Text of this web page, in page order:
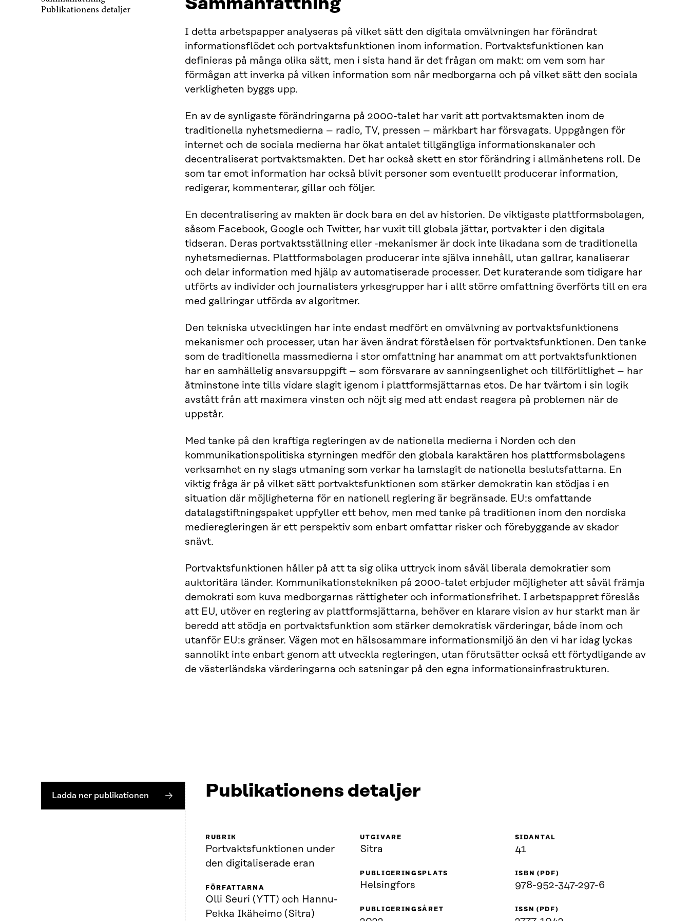
Publikationens detaljer
I detta arbetspapper analyseras på vilket sätt den digitala omvälvningen har förändrat
informationsflödet och portvaktsfunktionen inom information. Portvaktsfunktionen kan
definieras på många olika sätt, men i sista hand är det frågan om makt: om vem som har
förmågan att inverka på vilken information som når medborgarna och på vilket sätt den sociala
verkligheten byggs upp.
En av de synligaste förändringarna på 2000-talet har varit att portvaktsmakten inom de
traditionella nyhetsmedierna – radio, TV, pressen – märkbart har försvagats. Uppgången för
internet och de sociala medierna har ökat antalet tillgängliga informationskanaler och
decentraliserat portvaktsmakten. Det har också skett en stor förändring i allmänhetens roll. De
som tar emot information har också blivit personer som eventuellt producerar information,
redigerar, kommenterar, gillar och följer.
En decentralisering av makten är dock bara en del av historien. De viktigaste plattformsbolagen,
såsom Facebook, Google och Twitter, har vuxit till globala jättar, portvakter i den digitala
tidseran. Deras portvaktsställning eller -mekanismer är dock inte likadana som de traditionella
nyhetsmediernas. Plattformsbolagen producerar inte själva innehåll, utan gallrar, kanaliserar
och delar information med hjälp av automatiserade processer. Det kuraterande som tidigare har
utförts av individer och journalisters yrkesgrupper har i allt större omfattning överförts till en era
med gallringar utförda av algoritmer.
Den tekniska utvecklingen har inte endast medfört en omvälvning av portvaktsfunktionens
mekanismer och processer, utan har även ändrat förståelsen för portvaktsfunktionen. Den tanke
som de traditionella massmedierna i stor omfattning har anammat om att portvaktsfunktionen
har en samhällelig ansvarsuppgift – som försvarare av sanningsenlighet och tillförlitlighet – har
åtminstone inte tills vidare slagit igenom i plattformsjättarnas etos. De har tvärtom i sin logik
avstått från att maximera vinsten och nöjt sig med att endast reagera på problemen när de
uppstår.
Med tanke på den kraftiga regleringen av de nationella medierna i Norden och den
kommunikationspolitiska styrningen medför den globala karaktären hos plattformsbolagens
verksamhet en ny slags utmaning som verkar ha lamslagit de nationella beslutsfattarna. En
viktig fråga är på vilket sätt portvaktsfunktionen som stärker demokratin kan stödjas i en
situation där möjligheterna för en nationell reglering är begränsade. EU:s omfattande
datalagstiftningspaket uppfyller ett behov, men med tanke på traditionen inom den nordiska
medieregleringen är ett perspektiv som enbart omfattar risker och förebyggande av skador
snävt.
Portvaktsfunktionen håller på att ta sig olika uttryck inom såväl liberala demokratier som
auktoritära länder. Kommunikationstekniken på 2000-talet erbjuder möjligheter att såväl främja
demokrati som kuva medborgarnas rättigheter och informationsfrihet. I arbetspappret föreslås
att EU, utöver en reglering av plattformsjättarna, behöver en klarare vision av hur starkt man är
beredd att stödja en portvaktsfunktion som stärker demokratisk värderingar, både inom och
utanför EU:s gränser. Vägen mot en hälsosammare informationsmiljö än den vi har idag lyckas
sannolikt inte enbart genom att utveckla regleringen, utan förutsätter också ett förtydligande av
de västerländska värderingarna och satsningar på den egna informationsinfrastrukturen.
Ladda ner publikationen Publikationens detaljer
RUBRIK
Portvaktsfunktionen under
den digitaliserade eran
FÖRFATTARNA
Olli Seuri (YTT) och Hannu-
Pekka Ikäheimo (Sitra)
UTGIVARE
Sitra
PUBLICERINGSPLATS
Helsingfors
PUBLICERINGSÅRET
SIDANTAL
41
ISBN (PDF)
978-952-347-297-6
ISSN (PDF)